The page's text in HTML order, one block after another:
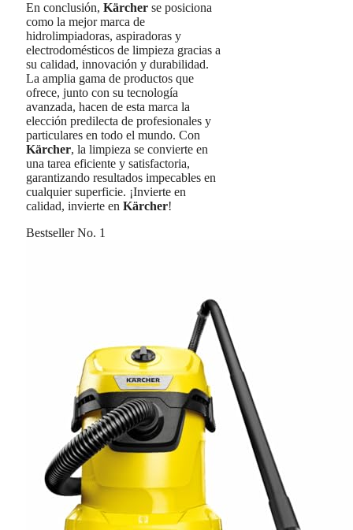
En conclusión, Kärcher se posiciona
como la mejor marca de
hidrolimpiadoras, aspiradoras y
electrodomésticos de limpieza gracias a
su calidad, innovación y durabilidad.
La amplia gama de productos que
ofrece, junto con su tecnología
avanzada, hacen de esta marca la
elección predilecta de profesionales y
particulares en todo el mundo. Con
Kärcher, la limpieza se convierte en
una tarea eficiente y satisfactoria,
garantizando resultados impecables en
cualquier superficie. ¡Invierte en
calidad, invierte en Kärcher!
Bestseller No. 1